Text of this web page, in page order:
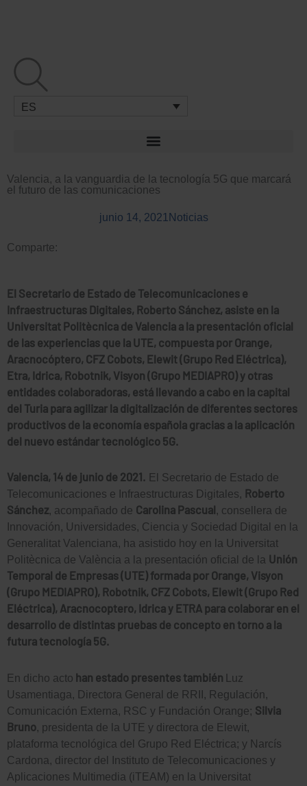
ES
Valencia, a la vanguardia de la tecnología 5G que marcará
el futuro de las comunicaciones
junio 14, 2021 Noticias
Comparte:
El Secretario de Estado de Telecomunicaciones e
Infraestructuras Digitales, Roberto Sánchez, asiste en la
Universitat Politècnica de Valencia a la presentación oficial
de las experiencias que la UTE, compuesta por Orange,
Aracnocóptero, CFZ Cobots, Elewit (Grupo Red Eléctrica),
Etra, Idrica, Robotnik, Visyon (Grupo MEDIAPRO) y otras
entidades colaboradoras, está llevando a cabo en la capital
del Turia para agilizar la digitalización de diferentes sectores
productivos de la economía española gracias a la aplicación
del nuevo estándar tecnológico 5G.
Valencia, 14 de junio de 2021. El Secretario de Estado de
Telecomunicaciones e Infraestructuras Digitales, Roberto
Sánchez, acompañado de Carolina Pascual , consellera de
Innovación, Universidades, Ciencia y Sociedad Digital en la
Generalitat Valenciana, ha asistido hoy en la Universitat
Politècnica de València a la presentación oficial de la Unión
Temporal de Empresas (UTE) formada por Orange, Visyon
(Grupo MEDIAPRO), Robotnik, CFZ Cobots, Elewit (Grupo Red
Eléctrica), Aracnocoptero, Idrica y ETRA para colaborar en el
desarrollo de distintas pruebas de concepto en torno a la
futura tecnología 5G.
En dicho acto han estado presentes también Luz
Usamentiaga, Directora General de RRII, Regulación,
Comunicación Externa, RSC y Fundación Orange; Silvia
Bruno, presidenta de la UTE y directora de Elewit,
plataforma tecnológica del Grupo Red Eléctrica; y Narcís
Cardona, director del Instituto de Telecomunicaciones y
Aplicaciones Multimedia (iTEAM) en la Universitat